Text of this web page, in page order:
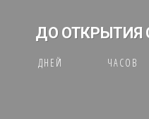
ДО ОТКРЫТИЯ
ДНЕЙ ЧАСОВ